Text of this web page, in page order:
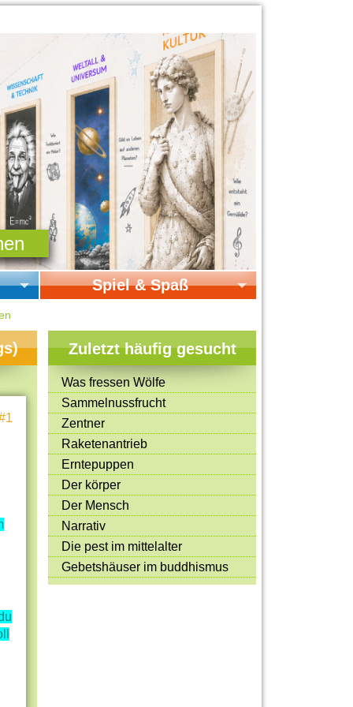
Spiel & Spaß
Online-Spiele
Mitmachen & Kreatives
Bücher & Filme
Quiz-Spiele
Spiele & Ideen
Jugendreporter
Rezeptideen
Game-Tests
Reisen, Events & Sport
E-Cards
Zuletzt häufig gesucht
Was fressen Wölfe
Sammelnussfrucht
Zentner
Raketenantrieb
Erntepuppen
Der körper
Der Mensch
Narrativ
Die pest im mittelalter
Gebetshäuser im buddhismus